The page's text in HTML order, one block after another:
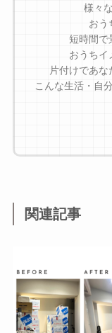
様々
おう
短時間で
おうちイ
片付けであな
こんな生活・自
関連記事